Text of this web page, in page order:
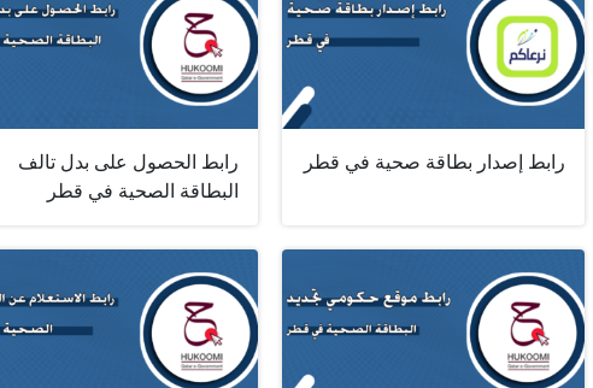
رابط إصدار بطاقة صحية في قطر
رابط الحصول على بدل تالف
البطاقة الصحية في قطر